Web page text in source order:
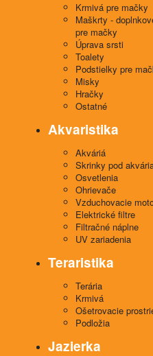
Krmivá pre mačky
Maškrty -
pre mačky
Úprava srsti
Toalety
Podstielky pre
Misky
Hračky
Ostatné
Akvaristika
Akváriá
Skrinky pod
Osvetlenia
Ohrievače
Vzduchovacie
Elektrické filtre
Filtračné náplne
UV zariadenia
Teraristika
Terária
Krmivá
Ošetrovacie
Podložia
Jazierka